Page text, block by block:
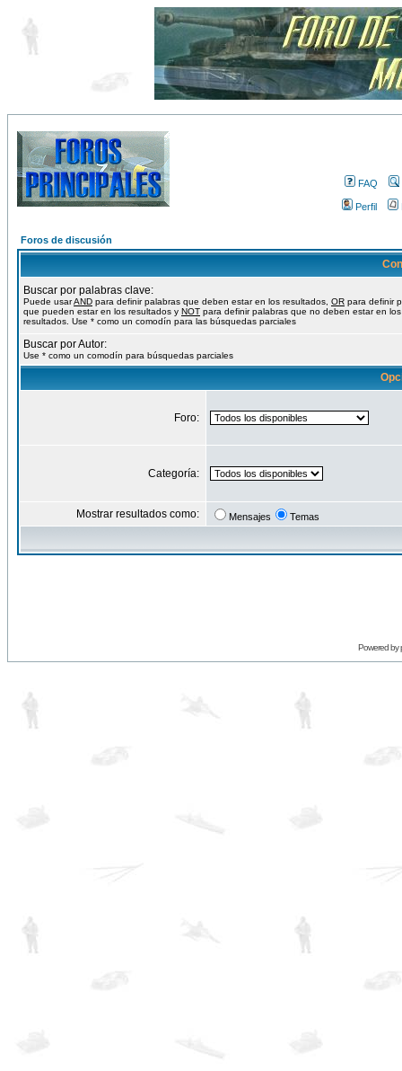
FAQ
Perfil
Foros de discusión
Buscar por palabras clave:
Puede usarAND para definir palabras que deben estar en los resultados, OR para definir
que pueden estar en los resultados y NOT para definir palabras que no deben estar en los
resultados. Use * como un comodín para las búsquedas parciales
Buscar por Autor:
Use * como un comodín para búsquedas parciales
Foro:
Categoría:
Mostrar resultados como: Mensajes Temas
Powered by